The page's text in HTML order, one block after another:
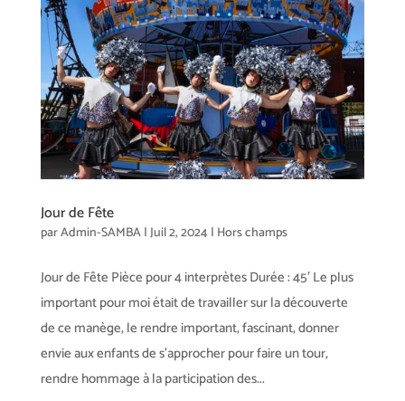
Jour de Fête
parAdmin-SAMBA|Juil 2, 2024 | Hors champs
Jour de Fête Pièce pour 4 interprètes Durée : 45′ Le plus
important pour moi était de travailler sur la découverte
de ce manège, le rendre important, fascinant, donner
envie aux enfants de s’approcher pour faire un tour,
rendre hommage à la participation des...